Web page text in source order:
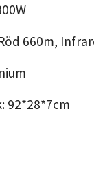
660m,
92*28*7cm